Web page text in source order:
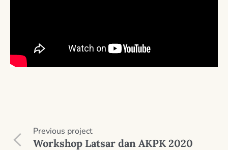
Previous project
Workshop Latsar dan AKPK 2020